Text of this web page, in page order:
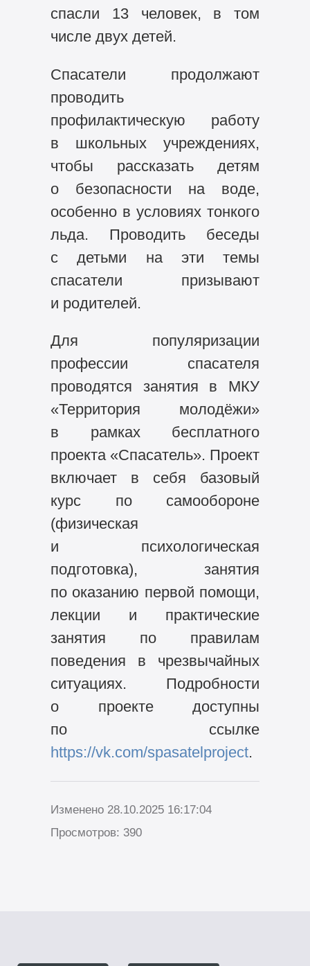
спасли 13 человек, в том
числе двух детей.
Спасатели продолжают
проводить
профилактическую работу
в школьных учреждениях,
чтобы рассказать детям
о безопасности на воде,
особенно в условиях тонкого
льда. Проводить беседы
с детьми на эти темы
спасатели призывают
и родителей.
Для популяризации
профессии спасателя
проводятся занятия в МКУ
«Территория молодёжи»
в рамках бесплатного
проекта «Спасатель». Проект
включает в себя базовый
курс по самообороне
(физическая
и психологическая
подготовка), занятия
по оказанию первой помощи,
лекции и практические
занятия по правилам
поведения в чрезвычайных
ситуациях. Подробности
о проекте доступны
по ссылке
https://vk.com/spasatelproject.
Изменено 28.10.2025 16:17:04
Просмотров: 390